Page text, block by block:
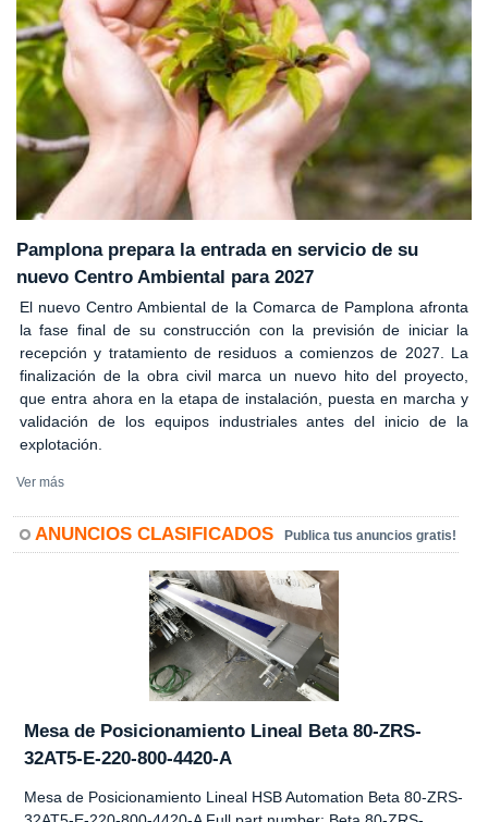
Pamplona prepara la entrada en servicio de su
nuevo Centro Ambiental para 2027
El nuevo Centro Ambiental de la Comarca de Pamplona afronta
la fase final de su construcción con la previsión de iniciar la
recepción y tratamiento de residuos a comienzos de 2027. La
finalización de la obra civil marca un nuevo hito del proyecto,
que entra ahora en la etapa de instalación, puesta en marcha y
validación de los equipos industriales antes del inicio de la
explotación.
Ver más
ANUNCIOS CLASIFICADOS Publica tus anuncios gratis!
Mesa de Posicionamiento Lineal Beta 80-ZRS-
32AT5-E-220-800-4420-A
Mesa de Posicionamiento Lineal HSB Automation Beta 80-ZRS-